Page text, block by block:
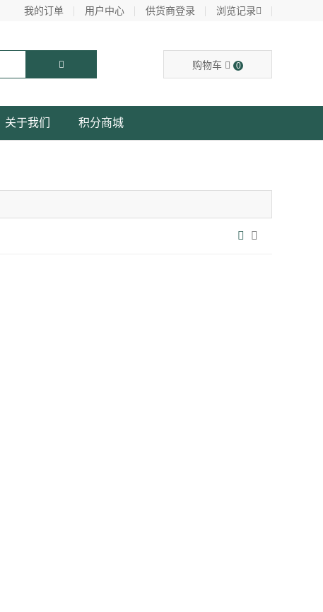
我的订单 用户中心 供货商登录 浏览记录
购物车 0
关于我们 积分商城